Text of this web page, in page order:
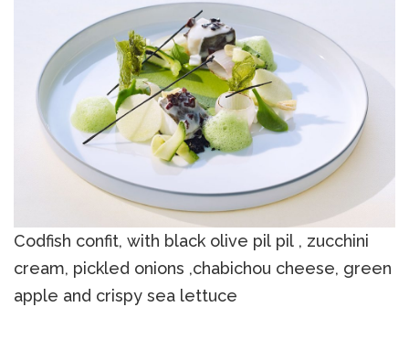
Codfish confit, with black olive pil pil , zucchini
cream, pickled onions ,chabichou cheese, green
apple and crispy sea lettuce